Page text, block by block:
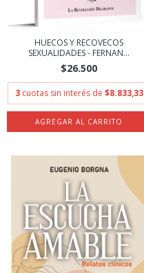
HUECOS Y RECOVECOS
SEXUALIDADES - FERNAN...
$26.500
3 cuotas sin interés de $8.833,33